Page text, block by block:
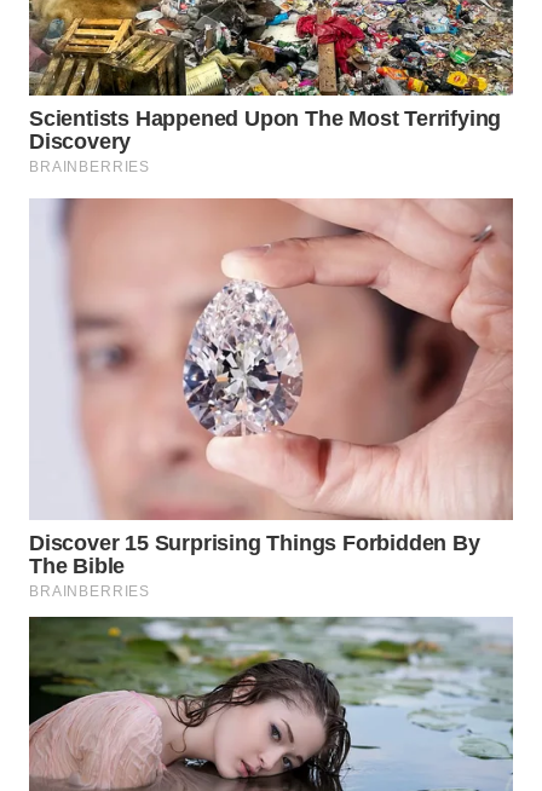
WN
TANJUNG
LESUNG
WN
WN
LABUHANBATU
TAPANULI
WN DELI
SERDANG
WN
TEBING
TINGGI
WN
PAKPAK